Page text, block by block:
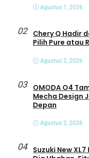
Agustus 1, 2026
02
Chery Q Hadir
Pilih Pure atau
Agustus 2, 2026
03
OMODA O4
Mecha Design
Depan
Agustus 2, 2026
04
Suzuki New